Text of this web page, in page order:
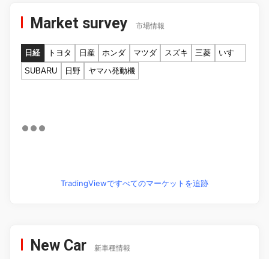
Market survey 市場情報
日経 トヨタ 日産 ホンダ マツダ スズキ 三菱
いすゞ
SUBARU
日野 ヤマハ発動機
TradingViewですべてのマーケットを追跡
New Car 新車種情報